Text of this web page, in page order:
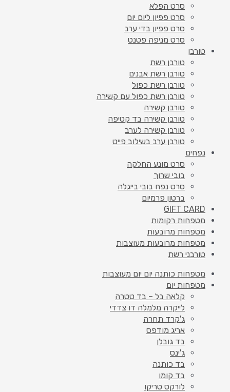
סרט הפלא
סרט פפיון ליום יום
סרט פפיון בדי ערב
סרט מניפה פטנט
טורבן
טורבן רשת
טורבן רשת אבנים
טורבן רשת כפול
טורבן רשת כפול עם קשירה
טורבן קשירה
טורבן קשירה בד קטיפה
טורבן קשירה לערב
טורבן ערב בשילוב פייט
נפחים
סרט מונע החלקה
בובי שרוך
סרט נפח בובי בייגלה
ברטון פרמיום
GIFT CARD
מטפחות רקומות
מטפחות מרובעות
מטפחות מרובעות מעוצבות
טורבני רשת
מטפחות כותנה יום יום מעוצבות
מטפחות יום
קלאה בל – בד טטרה
לייקרה מלמלה דו צדדי
ג'קרד תחרה
אריג מודפס
בד גובלן
ג'ינס
בד כותנה
בד קומו
לורקס טריקו